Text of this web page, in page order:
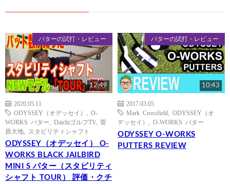
パターの試打・レビュー
12:49
2020.05.11
ODYSSEY（オデッセイ）
O-
WORKS パター
DaichiゴルフTV, 菅
原大地
スタビリティシャフト
ODYSSEY（オデッセイ） O-
WORKS BLACK JAILBIRD
MINI S パター（スタビリティ
シャフト TOUR） 評価・クチ
パターの試打・レビュー
10:43
2017.03.05
Mark Crossfield
ODYSSEY（オ
デッセイ）
O-WORKS パター
ODYSSEY O-WORKS
PUTTERS REVIEW